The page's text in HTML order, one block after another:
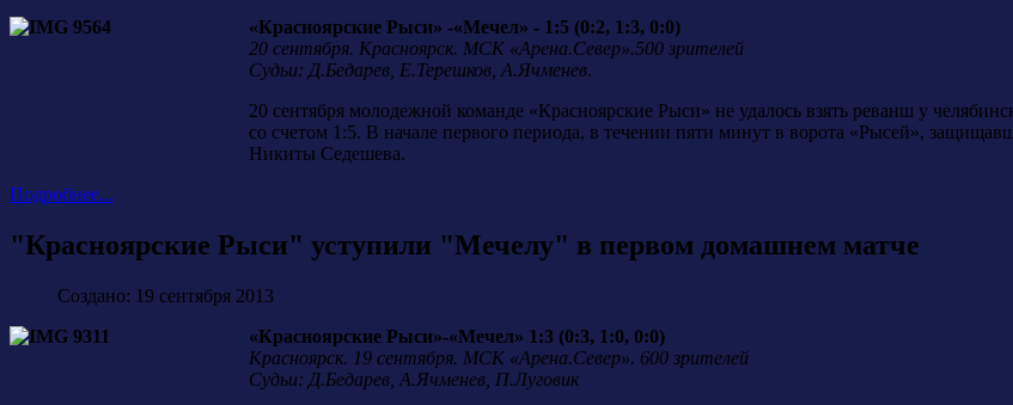
«Красноярские Рыси» -«Мечел» - 1:5 (0:2, 1:3, 0:0)
20 сентября. Красноярск. МСК «Арена.Север».500 зрителей
Судьи: Д.Бедарев, Е.Терешков, А.Ячменев.
20 сентября молодежной команде «Красноярские Рыси» не удалось взять реванш у
со счетом 1:5. В начале первого периода, в течении пяти минут в ворота «Рысей»,
Никиты Седешева.
Подробнее...
"Красноярские Рыси" уступили "Мечелу" в первом домашнем матче
Создано: 19 сентября 2013
«Красноярские Рыси»-«Мечел» 1:3 (0:3, 1:0, 0:0)
Красноярск. 19 сентября. МСК «Арена.Север». 600 зрителей
Судьи: Д.Бедарев, А.Ячменев, П.Луговик